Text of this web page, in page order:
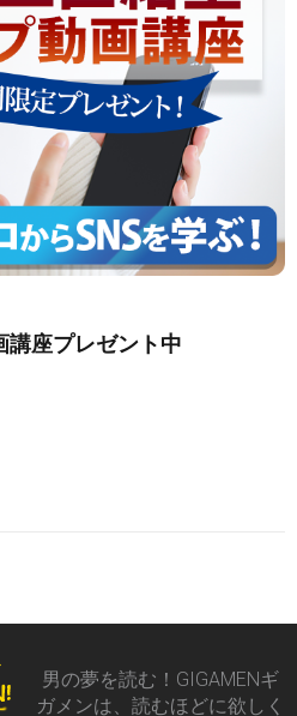
講座プレゼント中
男の夢を読む！GIGAMENギ
ガメンは、読むほどに欲しく